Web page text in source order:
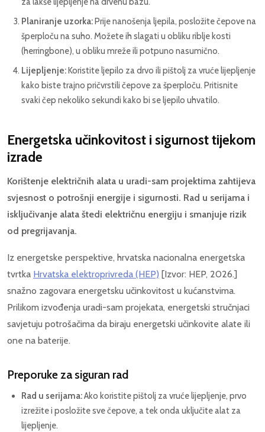
Planiranje uzorka:Prije nanošenja ljepila, posložite čepove na
šperploču na suho. Možete ih slagati u obliku riblje kosti
(herringbone), u obliku mreže ili potpuno nasumično.
Lijepljenje:Koristite ljepilo za drvo ili pištolj za vruće lijepljenje
kako biste trajno pričvrstili čepove za šperploču. Pritisnite
svaki čep nekoliko sekundi kako bi se ljepilo uhvatilo.
Energetska učinkovitost i sigurnost tijekom
izrade
Korištenje električnih alata u uradi-sam projektima zahtijeva
svjesnost o potrošnji energije i sigurnosti. Rad u serijama i
isključivanje alata štedi električnu energiju i smanjuje rizik
od pregrijavanja.
Iz energetske perspektive, hrvatska nacionalna energetska
tvrtka Hrvatska elektroprivreda (HEP) [Izvor: HEP, 2026.]
snažno zagovara energetsku učinkovitost u kućanstvima.
Prilikom izvođenja uradi-sam projekata, energetski stručnjaci
savjetuju potrošačima da biraju energetski učinkovite alate ili
one na baterije.
Preporuke za siguran rad
Rad u serijama:Ako koristite pištolj za vruće lijepljenje, prvo
izrežite i posložite sve čepove, a tek onda uključite alat za
lijepljenje.